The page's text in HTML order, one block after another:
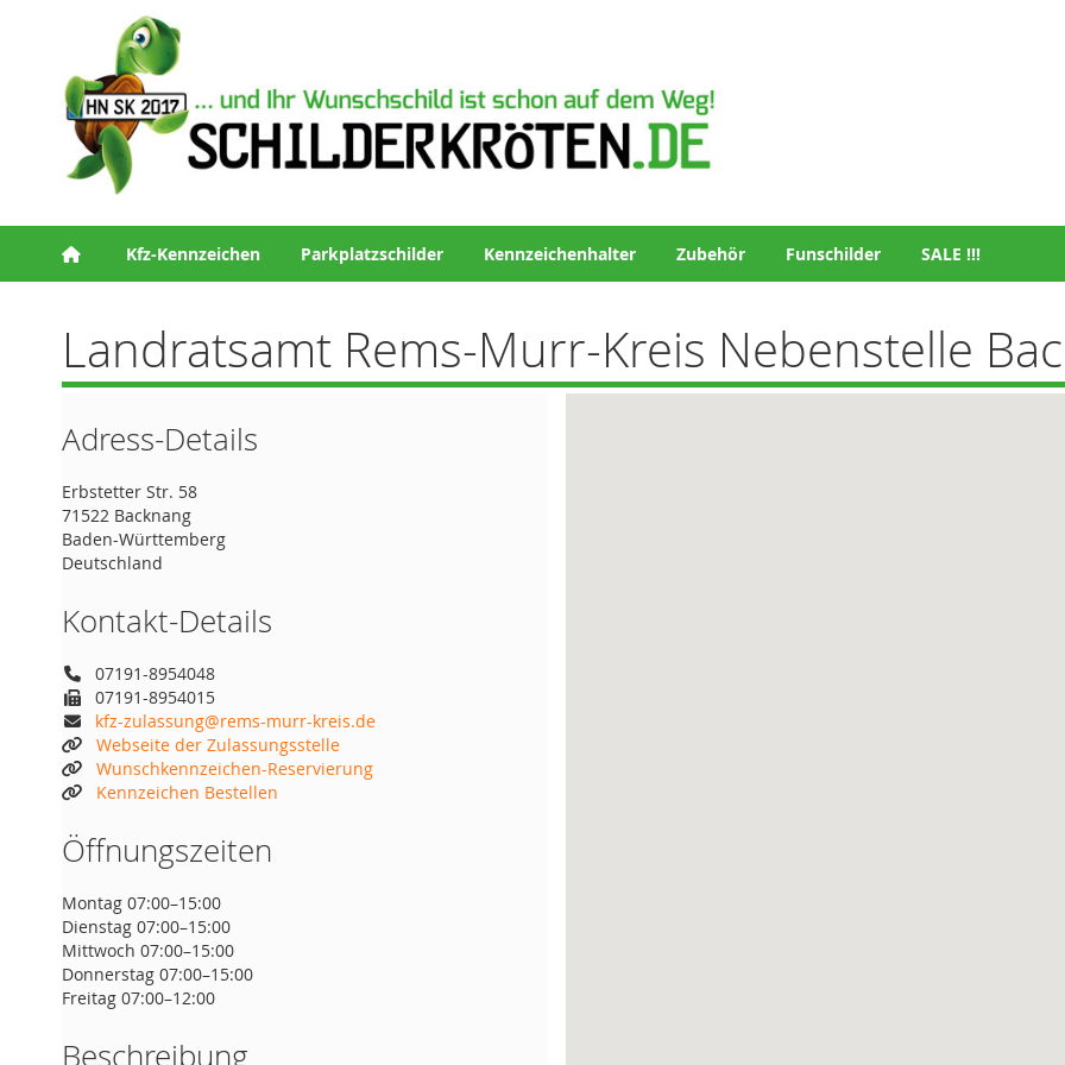
Kfz-Kennzeichen Parkplatzschilder Kennzeichenhalter Zubehör Funschilder SALE !!!
Landratsamt Rems-Murr-Kreis Nebenstelle
Adress-Details
Erbstetter Str. 58
71522 Backnang
Baden-Württemberg
Deutschland
Kontakt-Details
07191-8954048
07191-8954015
kfz-zulassung@rems-murr-kreis.de
Webseite der Zulassungsstelle
Wunschkennzeichen-Reservierung
Kennzeichen Bestellen
Öffnungszeiten
Montag 07:00–15:00
Dienstag 07:00–15:00
Mittwoch 07:00–15:00
Donnerstag 07:00–15:00
Freitag 07:00–12:00
Beschreibung